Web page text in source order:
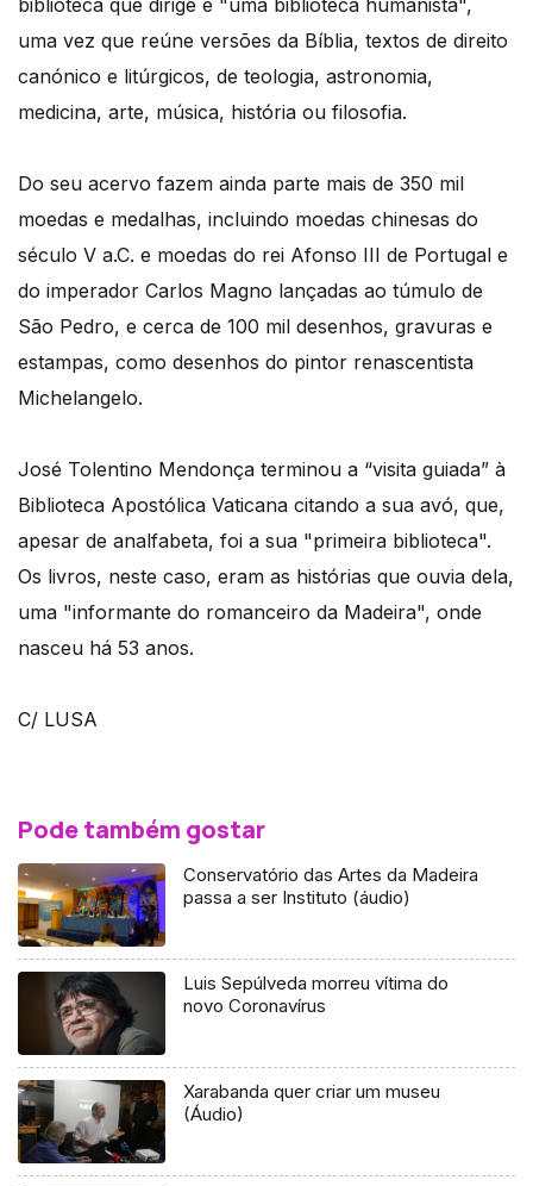
biblioteca que dirige é "uma biblioteca humanista",
uma vez que reúne versões da Bíblia, textos de direito
canónico e litúrgicos, de teologia, astronomia,
medicina, arte, música, história ou filosofia.
Do seu acervo fazem ainda parte mais de 350 mil
moedas e medalhas, incluindo moedas chinesas do
século V a.C. e moedas do rei Afonso III de Portugal e
do imperador Carlos Magno lançadas ao túmulo de
São Pedro, e cerca de 100 mil desenhos, gravuras e
estampas, como desenhos do pintor renascentista
Michelangelo.
José Tolentino Mendonça terminou a “visita guiada” à
Biblioteca Apostólica Vaticana citando a sua avó, que,
apesar de analfabeta, foi a sua "primeira biblioteca".
Os livros, neste caso, eram as histórias que ouvia dela,
uma "informante do romanceiro da Madeira", onde
nasceu há 53 anos.
C/ LUSA
Pode também gostar
Conservatório das Artes da Madeira
passa a ser Instituto (áudio)
Luis Sepúlveda morreu vítima do
novo Coronavírus
Xarabanda quer criar um museu
(Áudio)